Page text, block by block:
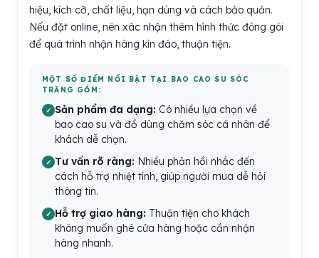
hiệu, kích cỡ, chất liệu, hạn dùng và cách bảo quản.
Nếu đặt online, nên xác nhận thêm hình thức đóng gói
để quá trình nhận hàng kín đáo, thuận tiện.
MỘT SỐ ĐIỂM NỔI BẬT TẠI BAO CAO SU SÓC
TRĂNG GỒM:
Sản phẩm đa dạng: Có nhiều lựa chọn về
bao cao su và đồ dùng chăm sóc cá nhân để
khách dễ chọn.
Tư vấn rõ ràng: Nhiều phản hồi nhắc đến
cách hỗ trợ nhiệt tình, giúp người mua dễ hỏi
thông tin.
Hỗ trợ giao hàng: Thuận tiện cho khách
không muốn ghé cửa hàng hoặc cần nhận
hàng nhanh.